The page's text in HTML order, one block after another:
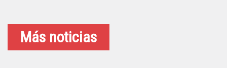
Más noticias